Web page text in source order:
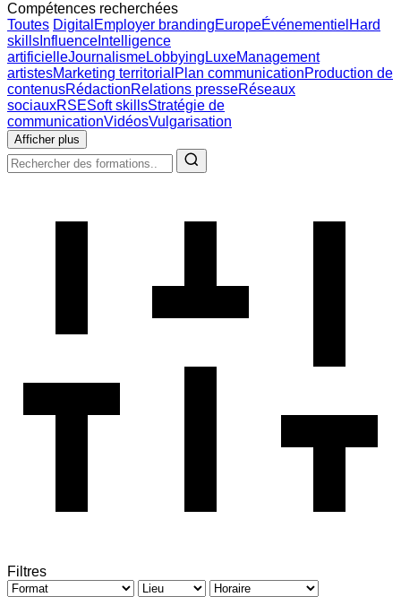
Compétences recherchées
Toutes Digital Employer brandingEuropeÉvénementiel Hard
skills Influence Intelligence
artificielleJournalismeLobbyingLuxeManagement
artistesMarketing territorial Plan communicationProduction de
contenusRédactionRelations presseRéseaux
sociauxRSESoft skillsStratégie de
communicationVidéosVulgarisation
Afficher plus
Filtres